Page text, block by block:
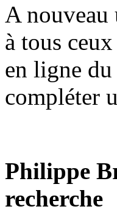
A nouveau
à tous
en ligne
compléter
Philippe
recherche